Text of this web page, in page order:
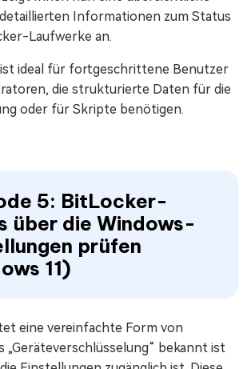
Informationen zum Status
Laufwerke an.
ideal für fortgeschrittene Benutzer
die strukturierte Daten für die
oder für Skripte benötigen.
5: BitLocker-
über die Windows-
prüfen
11)
eine vereinfachte Form von
„Geräteverschlüsselung“ bekannt ist